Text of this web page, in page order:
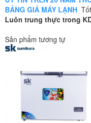
BẢNG GIÁ MÁY LẠNH
Luôn trung thực trong
Sản phẩm tương tự